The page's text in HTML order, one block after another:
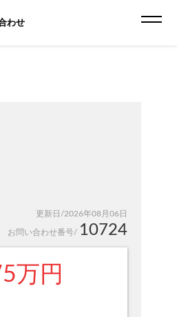
わせ
更新日/2026年08月06日
お問い合わせ番号/ 10724
万円